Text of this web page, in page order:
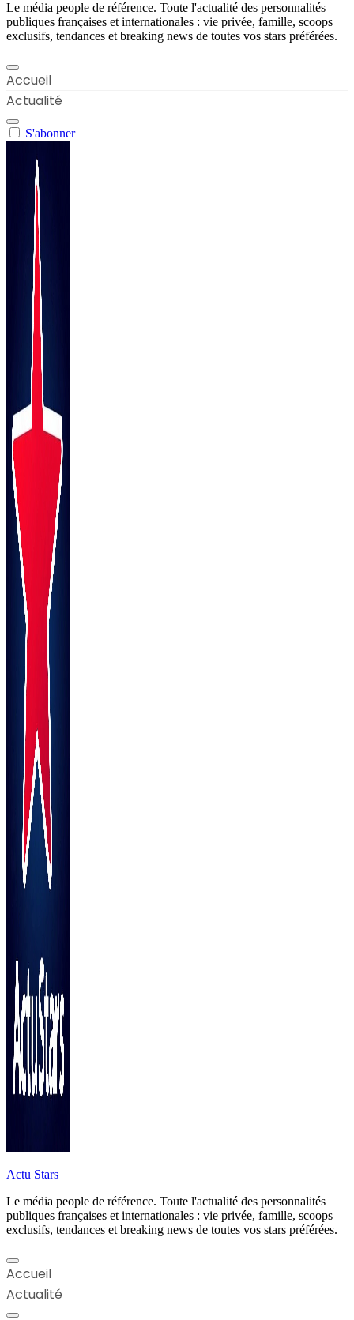
Le média people de référence. Toute l'actualité des personnalités
publiques françaises et internationales : vie privée, famille, scoops
exclusifs, tendances et breaking news de toutes vos stars préférées.
Accueil
Actualité
S'abonner
Actu Stars
Le média people de référence. Toute l'actualité des personnalités
publiques françaises et internationales : vie privée, famille, scoops
exclusifs, tendances et breaking news de toutes vos stars préférées.
Accueil
Actualité